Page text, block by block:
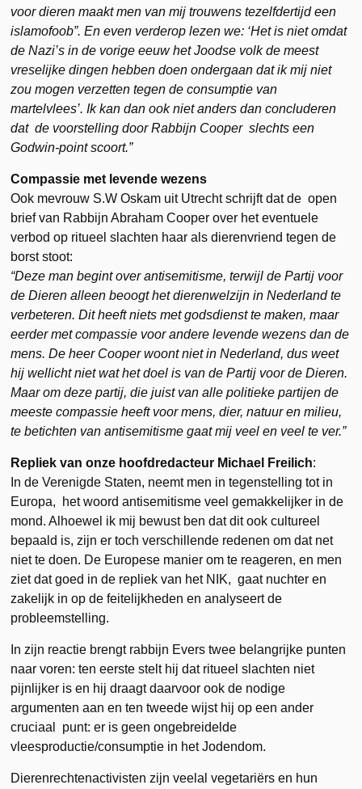
voor dieren maakt men van mij trouwens tezelfdertijd een
islamofoob”. En even verderop lezen we: ‘Het is niet omdat
de Nazi’s in de vorige eeuw het Joodse volk de meest
vreselijke dingen hebben doen ondergaan dat ik mij niet
zou mogen verzetten tegen de consumptie van
martelvlees’. Ik kan dan ook niet anders dan concluderen
dat de voorstelling door Rabbijn Cooper slechts een
Godwin-point scoort.”
Compassie met levende wezens
Ook mevrouw S.W Oskam uit Utrecht schrijft dat de open
brief van Rabbijn Abraham Cooper over het eventuele
verbod op ritueel slachten haar als dierenvriend tegen de
borst stoot:
“Deze man begint over antisemitisme, terwijl de Partij voor
de Dieren alleen beoogt het dierenwelzijn in Nederland te
verbeteren. Dit heeft niets met godsdienst te maken, maar
eerder met compassie voor andere levende wezens dan de
mens. De heer Cooper woont niet in Nederland, dus weet
hij wellicht niet wat het doel is van de Partij voor de Dieren.
Maar om deze partij, die juist van alle politieke partijen de
meeste compassie heeft voor mens, dier, natuur en milieu,
te betichten van antisemitisme gaat mij veel en veel te ver.”
Repliek van onze hoofdredacteur Michael Freilich:
In de Verenigde Staten, neemt men in tegenstelling tot in
Europa, het woord antisemitisme veel gemakkelijker in de
mond. Alhoewel ik mij bewust ben dat dit ook cultureel
bepaald is, zijn er toch verschillende redenen om dat net
niet te doen. De Europese manier om te reageren, en men
ziet dat goed in de repliek van het NIK, gaat nuchter en
zakelijk in op de feitelijkheden en analyseert de
probleemstelling.
In zijn reactie brengt rabbijn Evers twee belangrijke punten
naar voren: ten eerste stelt hij dat ritueel slachten niet
pijnlijker is en hij draagt daarvoor ook de nodige
argumenten aan en ten tweede wijst hij op een ander
cruciaal punt: er is geen ongebreidelde
vleesproductie/consumptie in het Jodendom.
Dierenrechtenactivisten zijn veelal vegetariërs en hun